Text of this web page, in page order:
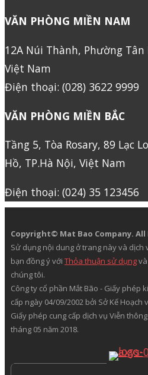
VĂN PHÒNG MIỀN NAM
12A Núi Thành, Phường
Việt Nam
Điện thoại: (028) 3622 9999
VĂN PHÒNG MIỀN BẮC
Tầng 5, Tòa Rosary, 89 Lạc
Hồ, TP.Hà Nội, Việt Nam
Điện thoại: (024) 35 123456
Copyright© Mat Bao Company. All
Sử dụng nội dung ở trang này và dịch
bạn đồng ý với Thỏa thuận sử dụngvà
chúng tôi.
Công ty cổ phần Mắt Bão - Giấy phép
cấp ngày 04/09/2002 bởi Sở Kế Hoạch
Giấy phép cung cấp dịch vụ Viễn
tháng 05 năm 2018.